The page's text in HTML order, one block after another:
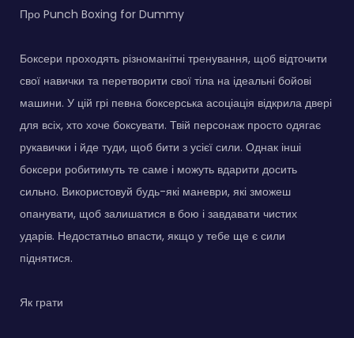
Про Punch Boxing for Dummy
Боксери проходять різноманітні тренування, щоб відточити
свої навички та перетворити свої тіла на ідеальні бойові
машини. У цій грі певна боксерська асоціація відкрила двері
для всіх, хто хоче боксувати. Твій персонаж просто одягає
рукавички і йде туди, щоб бити з усієї сили. Однак інші
боксери робитимуть те саме і можуть вдарити досить
сильно. Використовуй будь-які маневри, які зможеш
опанувати, щоб залишатися в бою і завдавати чистих
ударів. Недостатньо впасти, якщо у тебе ще є сили
піднятися.
Як грати